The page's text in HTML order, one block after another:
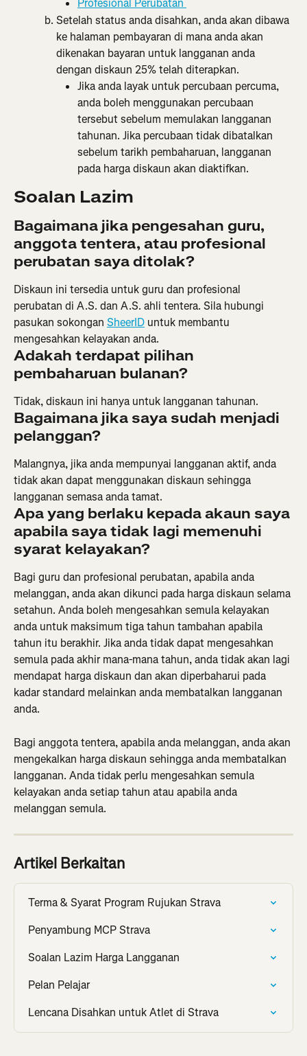
Profesional Perubatan
Setelah status anda disahkan, anda akan dibawa
ke halaman pembayaran di mana anda akan
dikenakan bayaran untuk langganan anda
dengan diskaun 25% telah diterapkan.
Jika anda layak untuk percubaan percuma,
anda boleh menggunakan percubaan
tersebut sebelum memulakan langganan
tahunan. Jika percubaan tidak dibatalkan
sebelum tarikh pembaharuan, langganan
pada harga diskaun akan diaktifkan.
Soalan Lazim
Bagaimana jika pengesahan guru,
anggota tentera, atau profesional
perubatan saya ditolak?
Diskaun ini tersedia untuk guru dan profesional
perubatan di A.S. dan A.S. ahli tentera. Sila hubungi
pasukan sokongan SheerID untuk membantu
mengesahkan kelayakan anda.
Adakah terdapat pilihan
pembaharuan bulanan?
Tidak, diskaun ini hanya untuk langganan tahunan.
Bagaimana jika saya sudah menjadi
pelanggan?
Malangnya, jika anda mempunyai langganan aktif, anda
tidak akan dapat menggunakan diskaun sehingga
langganan semasa anda tamat.
Apa yang berlaku kepada akaun saya
apabila saya tidak lagi memenuhi
syarat kelayakan?
Bagi guru dan profesional perubatan, apabila anda
melanggan, anda akan dikunci pada harga diskaun selama
setahun. Anda boleh mengesahkan semula kelayakan
anda untuk maksimum tiga tahun tambahan apabila
tahun itu berakhir. Jika anda tidak dapat mengesahkan
semula pada akhir mana-mana tahun, anda tidak akan lagi
mendapat harga diskaun dan akan diperbaharui pada
kadar standard melainkan anda membatalkan langganan
anda.
Bagi anggota tentera, apabila anda melanggan, anda akan
mengekalkan harga diskaun sehingga anda membatalkan
langganan. Anda tidak perlu mengesahkan semula
kelayakan anda setiap tahun atau apabila anda
melanggan semula.
Artikel Berkaitan
Terma & Syarat Program Rujukan Strava
Penyambung MCP Strava
Soalan Lazim Harga Langganan
Pelan Pelajar
Lencana Disahkan untuk Atlet di Strava